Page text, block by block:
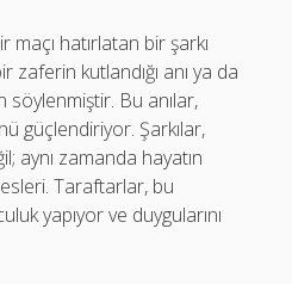
maçı hatırlatan bir şarkı
zaferin kutlandığı anı ya da
söylenmiştir. Bu anılar,
güçlendiriyor. Şarkılar,
aynı zamanda hayatın
Taraftarlar, bu
yapıyor ve duygularını